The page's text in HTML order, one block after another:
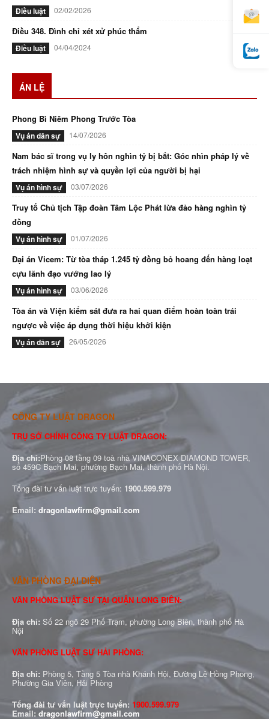
Điều luật 02/02/2026
Điều 348. Đình chỉ xét xử phúc thẩm
Điều luật 04/04/2024
ÁN LỆ
Phong Bì Niêm Phong Trước Tòa
Vụ án dân sự 14/07/2026
Nam bác sĩ trong vụ ly hôn nghìn tỷ bị bắt: Góc nhìn pháp lý về
trách nhiệm hình sự và quyền lợi của người bị hại
Vụ án hình sự 03/07/2026
Truy tố Chủ tịch Tập đoàn Tâm Lộc Phát lừa đảo hàng nghìn tỷ
đồng
Vụ án hình sự 01/07/2026
Đại án Vicem: Từ tòa tháp 1.245 tỷ đồng bỏ hoang đến hàng loạt
cựu lãnh đạo vướng lao lý
Vụ án hình sự 03/06/2026
Tòa án và Viện kiểm sát đưa ra hai quan điểm hoàn toàn trái
ngược về việc áp dụng thời hiệu khởi kiện
Vụ án dân sự 26/05/2026
CÔNG TY LUẬT DRAGON
TRỤ SỞ CHÍNH CÔNG TY LUẬT DRAGON:
Địa chỉ:Phòng 08 tầng 09 toà nhà VINACONEX DIAMOND TOWER,
số 459C Bạch Mai, phường Bạch Mai, thành phố Hà Nội.
Tổng đài tư vấn luật trực tuyến: 1900.599.979
Email: dragonlawfirm@gmail.com
VĂN PHÒNG ĐẠI DIỆN
VĂN PHÒNG LUẬT SƯ TẠI QUẬN LONG BIÊN:
Địa chỉ: Số 22 ngõ 29 Phố Trạm, phường Long Biên, thành phố Hà
Nội
VĂN PHÒNG LUẬT SƯ HẢI PHÒNG:
Địa chỉ: Phòng 5, Tầng 5 Tòa nhà Khánh Hội, Đường Lê Hồng Phong,
Phường Gia Viên, Hải Phòng
Tổng đài tư vấn luật trực tuyến: 1900.599.979
Email: dragonlawfirm@gmail.com